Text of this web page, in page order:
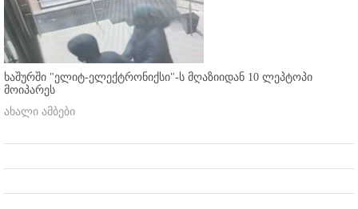
ხაშურში "ელიტ-ელექტრონიქსი"-ს მღაზიიდან 10 ლეპტოპი
მოიპარეს
ახალი ამბები